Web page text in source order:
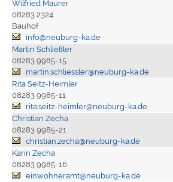
Wilfried Maurer
08283 2324
Bauhof
info@neuburg-ka.de
Martin Schließler
08283 9985-15
martin.schliessler@neuburg-ka.de
Rita Seitz-Heimler
08283 9985-11
rita.seitz-heimler@neuburg-ka.de
Christian Zecha
08283 9985-21
christian.zecha@neuburg-ka.de
Karin Zecha
08283 9985-16
einwohneramt@neuburg-ka.de